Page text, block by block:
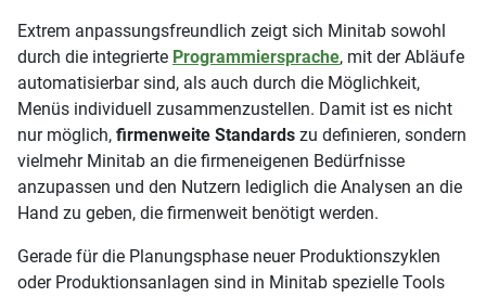
Extrem anpassungsfreundlich zeigt sich Minitab sowohl
durch die integrierte Programmiersprache, mit der Abläufe
automatisierbar sind, als auch durch die Möglichkeit,
Menüs individuell zusammenzustellen. Damit ist es nicht
nur möglich, firmenweite Standards zu definieren, sondern
vielmehr Minitab an die firmeneigenen Bedürfnisse
anzupassen und den Nutzern lediglich die Analysen an die
Hand zu geben, die firmenweit benötigt werden.
Gerade für die Planungsphase neuer Produktionszyklen
oder Produktionsanlagen sind in Minitab spezielle Tools